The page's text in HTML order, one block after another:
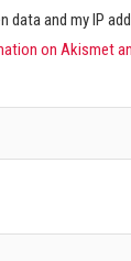
data and my IP
on Akismet